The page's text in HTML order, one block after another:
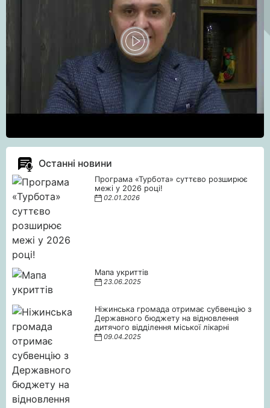
Останні новини
Програма «Турбота» суттєво розширює
межі у 2026 році!
02.01.2026
Мапа укриттів
23.06.2025
Ніжинська громада отримає субвенцію з
Державного бюджету на відновлення
дитячого відділення міської лікарні
09.04.2025